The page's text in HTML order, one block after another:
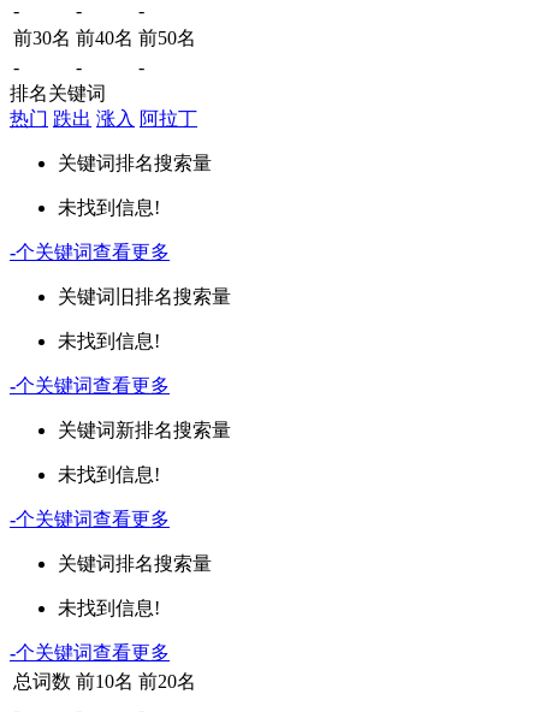
- -
-
前30名 前40名 前50名
-
-
-
排名关键词
热门 跌出 涨入 阿拉丁
关键词排名搜索量
未找到信息!
-个关键词查看更多
关键词 旧排名搜索量
未找到信息!
-个关键词查看更多
关键词新排名搜索量
未找到信息!
-个关键词查看更多
关键词排名搜索量
未找到信息!
-个关键词查看更多
总词数 前10名 前20名